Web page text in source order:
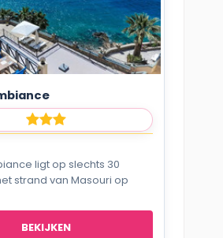
ligt op slechts 30
strand van Masouri op
BEKIJKEN